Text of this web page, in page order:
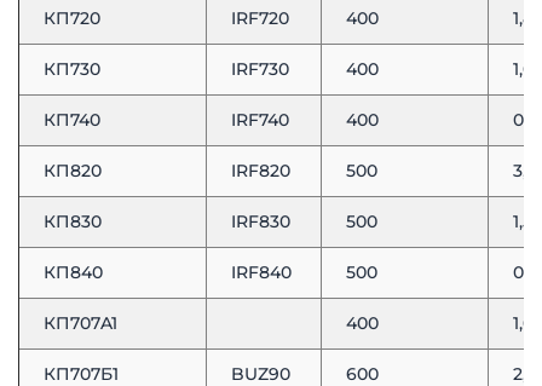
КП720 IRF720 400 1,8
КП730 IRF730 400 1,0
КП740 IRF740 400
КП820 IRF820 500 3,0
КП830 IRF830 500 1,5
КП840 IRF840 500
КП707A1 400 1,0
КП707Б1 BUZ90 600 2,0